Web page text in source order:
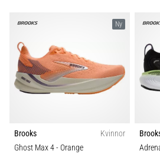
Ny
Brooks
Kvinnor
Ghost Max 4- Orange